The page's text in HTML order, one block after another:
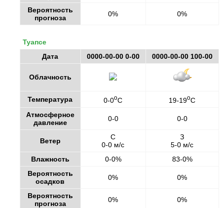
Вероятность
прогноза
0% 0%
Туапсе
Дата
0000-00-00 0-00 0000-00-00 100-00
Облачность
Температура 0-0oC 19-19oC
Атмосферное
давление
0-0 0-0
Ветер
С
0-0 м/с
З
5-0 м/с
Влажность
0-0%
83-0%
Вероятность
осадков
0% 0%
Вероятность
прогноза
0% 0%